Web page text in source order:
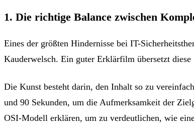
1. Die richtige Balance zwischen
Eines der größten Hindernisse bei IT-
Kauderwelsch. Ein guter Erklärfilm übersetzt
Die Kunst besteht darin, den Inhalt so zu
und 90 Sekunden, um die Aufmerksamkeit der
OSI-Modell erklären, um zu verdeutlichen, wie